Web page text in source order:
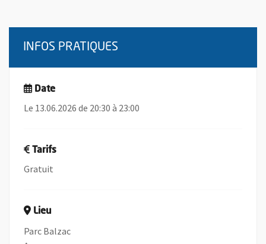
INFOS PRATIQUES
Date
Le 13.06.2026 de 20:30 à 23:00
Tarifs
Gratuit
Lieu
Parc Balzac